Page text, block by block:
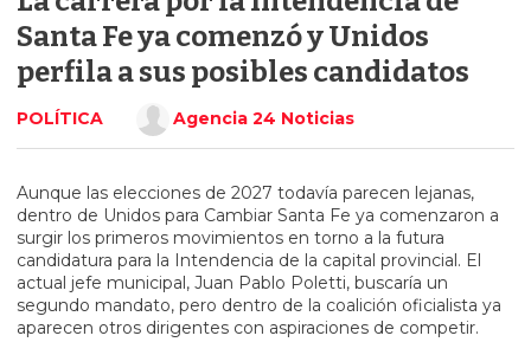
Santa Fe ya comenzó y Unidos
perfila a sus posibles candidatos
POLÍTICA Agencia 24 Noticias
Aunque las elecciones de 2027 todavía parecen lejanas,
dentro de Unidos para Cambiar Santa Fe ya comenzaron a
surgir los primeros movimientos en torno a la futura
candidatura para la Intendencia de la capital provincial. El
actual jefe municipal, Juan Pablo Poletti, buscaría un
segundo mandato, pero dentro de la coalición oficialista ya
aparecen otros dirigentes con aspiraciones de competir.